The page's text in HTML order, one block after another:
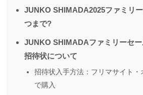
JUNKO SHIMADA2025ファミリ
つまで?
JUNKO SHIMADAファミリーセ
招待状について
招待状入手方法：フリマサイト・
で購入